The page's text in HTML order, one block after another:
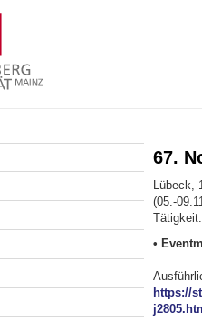
67.
Lübeck,
(05.-
Tätigkeit:
•
https://